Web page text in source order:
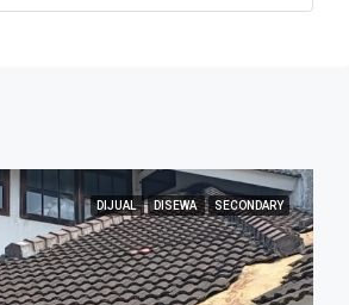
DIJUAL DISEWA SECONDARY